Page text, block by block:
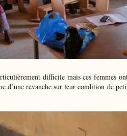
difficile mais ces femmes
d’une revanche sur leur condition de